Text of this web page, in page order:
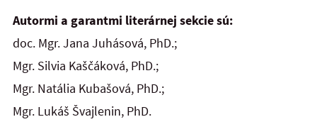
Autormi a garantmi literárnej sekcie sú:
doc. Mgr. Jana Juhásová, PhD.;
Mgr. Silvia Kaščáková, PhD.;
Mgr. Natália Kubašová, PhD.;
Mgr. Lukáš Švajlenin, PhD.